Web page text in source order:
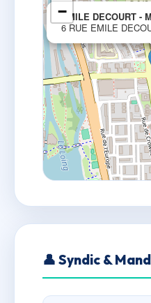
EMILE DECOURT -
6 RUE EMILE
−
👤 Syndic &